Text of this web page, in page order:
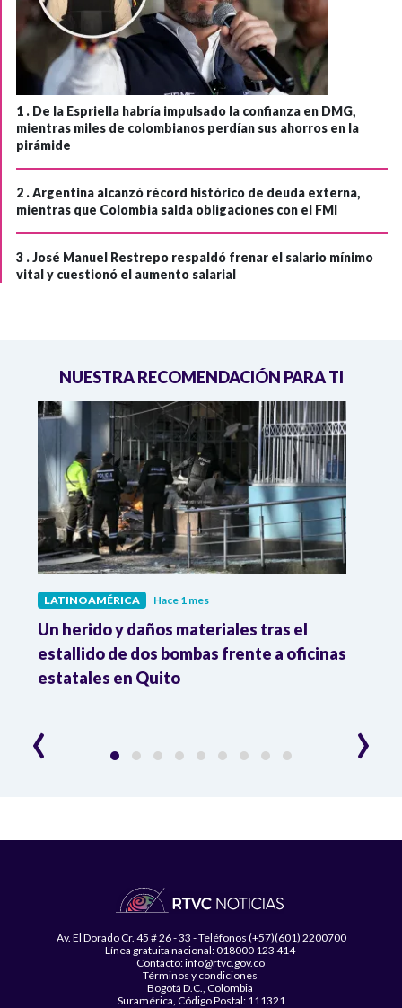
1 . De la Espriella habría impulsado la confianza en DMG,
mientras miles de colombianos perdían sus ahorros en la
pirámide
2 .Argentina alcanzó récord histórico de deuda externa,
mientras que Colombia salda obligaciones con el FMI
3 .José Manuel Restrepo respaldó frenar el salario mínimo
vital y cuestionó el aumento salarial
NUESTRA RECOMENDACIÓN PARA TI
LATINOAMÉRICA Hace 1 mes
Un herido y daños materiales tras el
estallido de dos bombas frente a oficinas
estatales en Quito
‹ ›
Av. El Dorado Cr. 45 # 26 - 33 - Teléfonos (+57)(601) 2200700
Línea gratuita nacional: 018000 123 414
Contacto: info@rtvc.gov.co
Términos y condiciones
Bogotá D.C., Colombia
Suramérica, Código Postal: 111321